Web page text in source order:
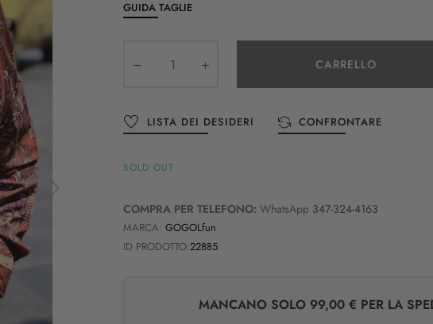
GUIDA TAGLIE
CARRELLO
LISTA DEI DESIDERI CONFRONTARE
SOLD OUT
COMPRA PER TELEFONO: WhatsApp 347-324-4163
MARCA: GOGOLfun
ID PRODOTTO:22885
MANCANO SOLO 99,00 € PER LA